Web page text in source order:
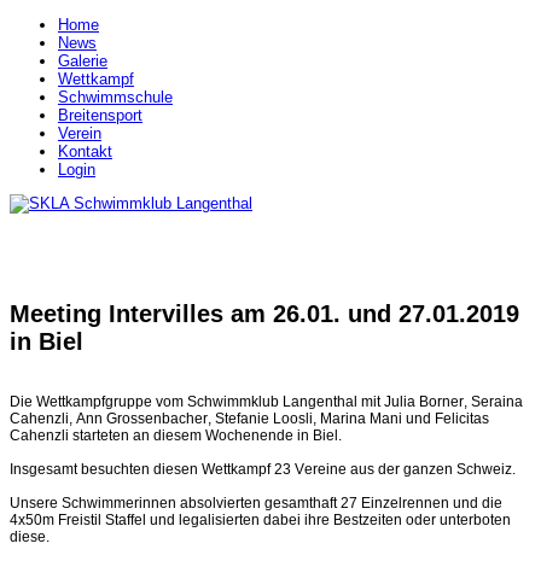
Home
News
Galerie
Wettkampf
Schwimmschule
Breitensport
Verein
Kontakt
Login
Meeting Intervilles am 26.01. und 27.01.2019
in Biel
Die Wettkampfgruppe vom Schwimmklub Langenthal mit Julia Borner, Seraina
Cahenzli, Ann Grossenbacher, Stefanie Loosli, Marina Mani und Felicitas
Cahenzli starteten an diesem Wochenende in Biel.
Insgesamt besuchten diesen Wettkampf 23 Vereine aus der ganzen Schweiz.
Unsere Schwimmerinnen absolvierten gesamthaft 27 Einzelrennen und die
4x50m Freistil Staffel und legalisierten dabei ihre Bestzeiten oder unterboten
diese.